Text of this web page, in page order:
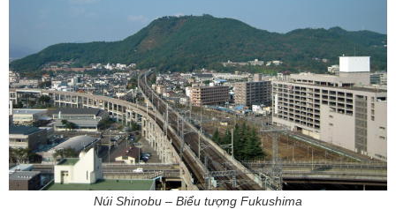
Núi Shinobu – Biểu tượng Fukushima